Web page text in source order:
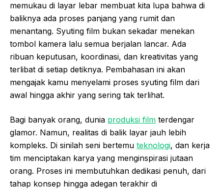
memukau di layar lebar membuat kita lupa bahwa di
baliknya ada proses panjang yang rumit dan
menantang. Syuting film bukan sekadar menekan
tombol kamera lalu semua berjalan lancar. Ada
ribuan keputusan, koordinasi, dan kreativitas yang
terlibat di setiap detiknya. Pembahasan ini akan
mengajak kamu menyelami proses syuting film dari
awal hingga akhir yang sering tak terlihat.
Bagi banyak orang, dunia produksi film terdengar
glamor. Namun, realitas di balik layar jauh lebih
kompleks. Di sinilah seni bertemu teknologi, dan kerja
tim menciptakan karya yang menginspirasi jutaan
orang. Proses ini membutuhkan dedikasi penuh, dari
tahap konsep hingga adegan terakhir di